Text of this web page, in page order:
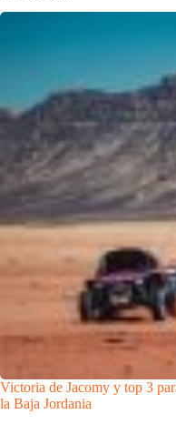
Victoria de Jacomy y top 3
la Baja Jordania